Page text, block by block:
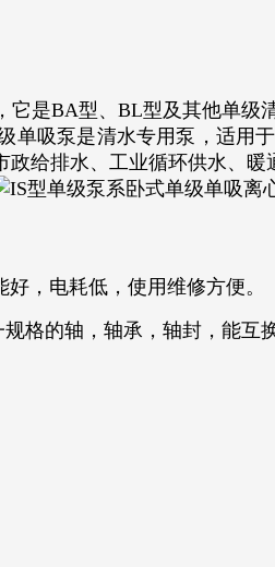
是BA型、BL型及其他单
单吸泵是清水专用泵，适用
政给排水、工业循环供水、暖
，电耗低，使用维修方便。
的轴，轴承，轴封，能互